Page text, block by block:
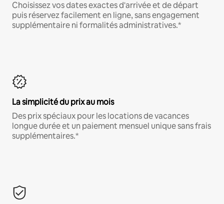
Choisissez vos dates exactes d'arrivée et de départ
puis réservez facilement en ligne, sans engagement
supplémentaire ni formalités administratives.*
La simplicité du prix au mois
Des prix spéciaux pour les locations de vacances
longue durée et un paiement mensuel unique sans frais
supplémentaires.*